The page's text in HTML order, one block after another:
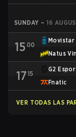
SUNDAY – 16
15 00
Movistar
Natus
17 15
G2
Fnatic
VER TODAS LAS